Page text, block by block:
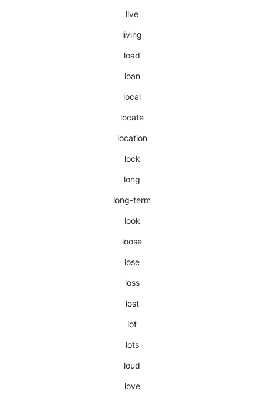
live
living
load
loan
local
locate
location
lock
long
long-term
look
loose
lose
loss
lost
lot
lots
loud
love